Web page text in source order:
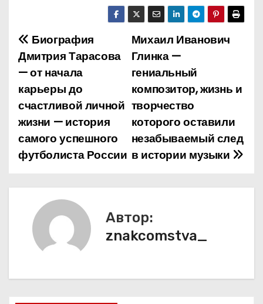
Н
а
в
и
г
а
ц
Михаил Иванович
Глинка —
гениальный
композитор, жизнь и
творчество
которого оставили
незабываемый след
в истории музыки
Биография
Дмитрия Тарасова
— от начала
карьеры до
счастливой личной
жизни — история
самого успешного
футболиста России
Автор:
znakcomstva_